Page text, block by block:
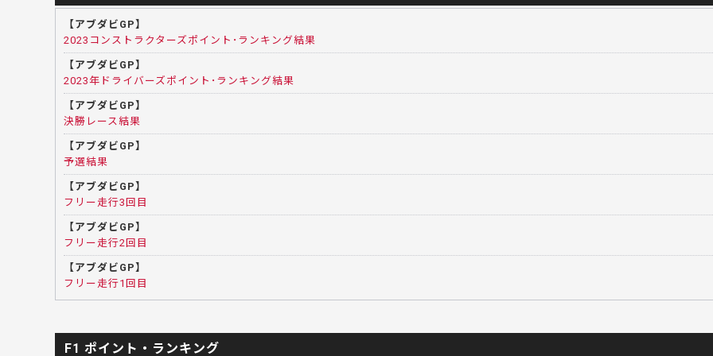
【アブダビGP】
2023コンストラクターズポイント･ランキング結果
【アブダビGP】
2023年ドライバーズポイント･ランキング結果
【アブダビGP】
決勝レース結果
【アブダビGP】
予選結果
【アブダビGP】
フリー走行3回目
【アブダビGP】
フリー走行2回目
【アブダビGP】
フリー走行1回目
F1 ポイント・ランキング